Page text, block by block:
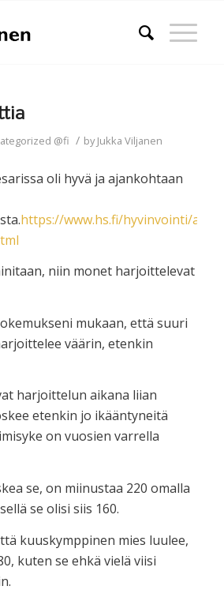
@fi / byJukka Viljanen
oli hyvä ja ajankohtaan
https://www.hs.fi/hyvinvointi/art-
niin monet harjoittelevat
mukaan, että suuri
väärin, etenkin
harjoittelun aikana liian
etenkin jo ikääntyneitä
on vuosien varrella
se, on miinustaa 220 omalla
se olisi siis 160.
kuuskymppinen mies luulee,
kuten se ehkä vielä viisi